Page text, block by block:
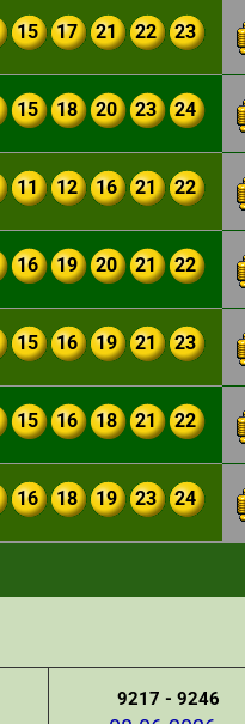
15 17 21 22 23
15 18 20 23 24
11 12 16 21 22
16 19 20 21 22
15 16 19 21 23
15 16 18 21 22
16 18 19 23 24
9217 - 9246